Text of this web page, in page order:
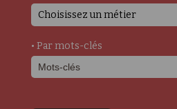
Choisissez un métier
• Par mots-clés